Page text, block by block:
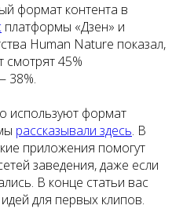
формат контента в
платформы «Дзен» и
Human Nature показал,
смотрят 45%
38%.
используют формат
рассказывали здесь. В
приложения помогут
заведения, даже если
В конце статьи вас
для первых клипов.